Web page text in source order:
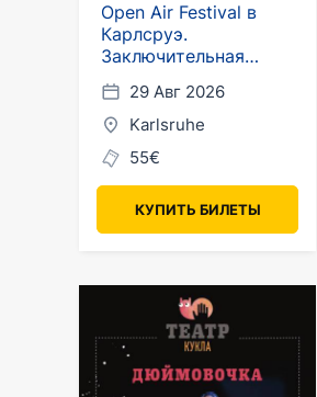
Open Air Festival в
Карлсруэ.
Заключительная
вечеринка
29 Авг 2026
Karlsruhe
55€
КУПИТЬ БИЛЕТЫ